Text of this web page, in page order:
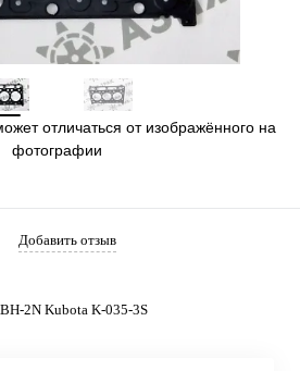
отличаться от изображённого на
фотографии
Добавить отзыв
2N Kubota K-035-3S